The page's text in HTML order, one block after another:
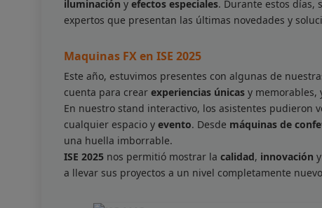
iluminación yefectos especiales. Durante estos días,
expertos que presentan las últimas novedades y
Maquinas FX en ISE 2025
Este año, estuvimos presentes con algunas de
cuenta para crearexperiencias únicas y memorables,
En nuestro stand interactivo, los asistentes pudieron
cualquier espacio yevento. Desde máquinas de
una huella imborrable.
ISE 2025 nos permitió mostrar lacalidad, innovación
a llevar sus proyectos a un nivel completamente